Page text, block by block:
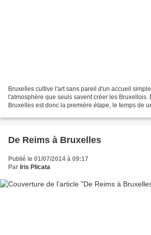
Bruxelles cultive l'art sans pareil d'un accueil
l'atmosphère que seuls savent créer les Bruxellois.
Bruxelles est donc la première étape, le temps de
De Reims à Bruxelles
Publié le 01/07/2014 à 09:17
Par Iris Plicata